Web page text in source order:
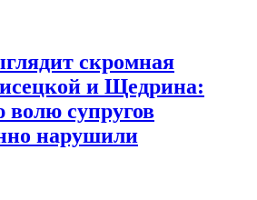
скромная
и Щедрина:
супругов
нарушили